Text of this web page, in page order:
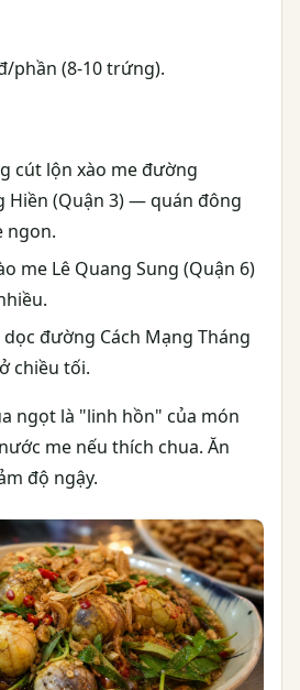
phần (8-10 trứng).
cút lộn xào me đường
Hiền (Quận 3) — quán đông
ngon.
me Lê Quang Sung (Quận 6)
dọc đường Cách Mạng Tháng
chiều tối.
ngọt là "linh hồn" của món
me nếu thích chua. Ăn
độ ngậy.